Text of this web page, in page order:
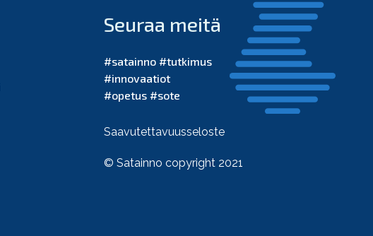
Seuraa meitä
#satainno #tutkimus
#innovaatiot
#opetus #sote
Saavutettavuusseloste
© Satainno copyright 2021